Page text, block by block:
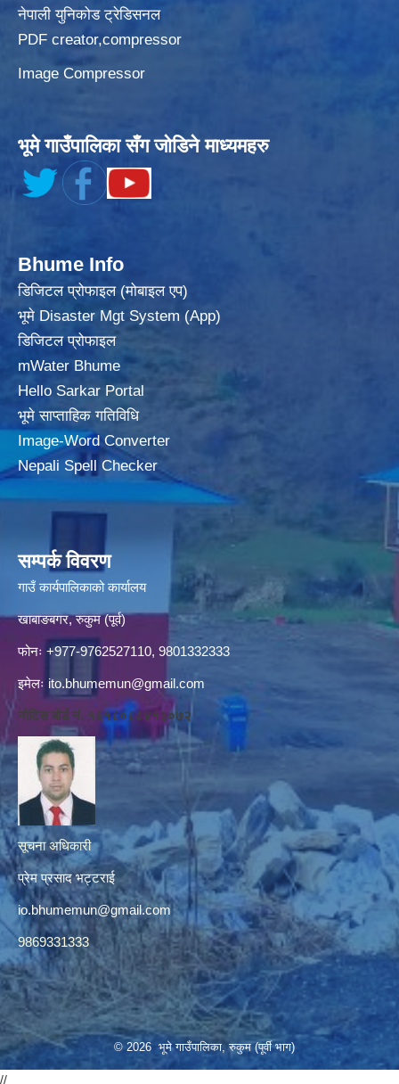
नेपाली युनिकोड ट्रेडिसनल
PDF creator,compressor
Image Compressor
भूमे गाउँपालिका सँग जोडिने माध्यमहरु
Bhume Info
डिजिटल प्रोफाइल (मोबाइल एप)
भूमे Disaster Mgt System (App)
डिजिटल प्रोफाइल
mWater Bhume
Hello Sarkar Portal
भूमे साप्ताहिक गतिविधि
Image-Word Converter
Nepali Spell Checker
सम्पर्क विवरण
गाउँ कार्यपालिकाको कार्यालय
खाबाङबगर, रुकुम (पूर्व)
फोनः +977-9762527110, 9801332333
इमेलः ito.bhumemun@gmail.com
नोटिस बोर्ड नं. १६१८०८८४१३०७२
सूचना अधिकारी
प्रेम प्रसाद भट्टराई
io.bhumemun@gmail.com
9869331333
© 2026 भूमे गाउँपालिका, रुकुम (पूर्वी भाग)
//